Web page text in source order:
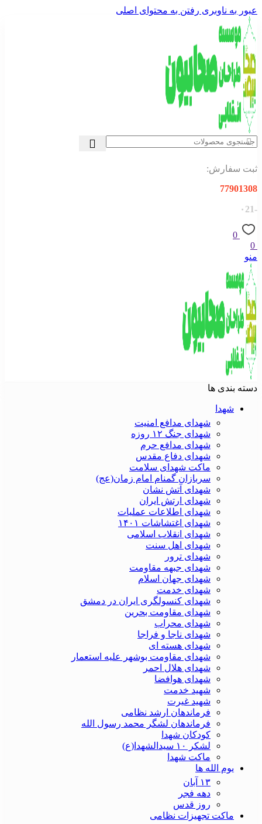
عبور به ناوبری رفتن به محتوای اصلی
ثبت سفارش:
77901308
-۰21
0
0
منو
دسته بندی ها
شهدا
شهدای مدافع امنیت
شهدای جنگ ۱۲ روزه
شهدای مدافع حرم
شهدای دفاع مقدس
ماکت شهدای سلامت
سربازان گمنام امام زمان(عج)
شهدای آتش نشان
شهدای ارتش ایران
شهدای اطلاعات عملیات
شهدای اغتشاشات ۱۴۰۱
شهدای انقلاب اسلامی
شهدای اهل سنت
شهدای ترور
شهدای جبهه مقاومت
شهدای جهان اسلام
شهدای خدمت
شهدای کنسولگری ایران در دمشق
شهدای مقاومت بحرین
شهدای محراب
شهدای ناجا و فراجا
شهدای هسته ای
شهدای مقاومت بوشهر علیه استعمار
شهدای هلال احمر
شهدای هوافضا
شهید خدمت
شهید غیرت
فرماندهان ارشد نظامی
فرماندهان لشگر محمد رسول الله
کودکان شهدا
لشکر ۱۰ سیدالشهدا(ع)
ماکت شهدا
یوم الله ها
۱۳ آبان
دهه فجر
روز قدس
ماکت تجهیزات نظامی